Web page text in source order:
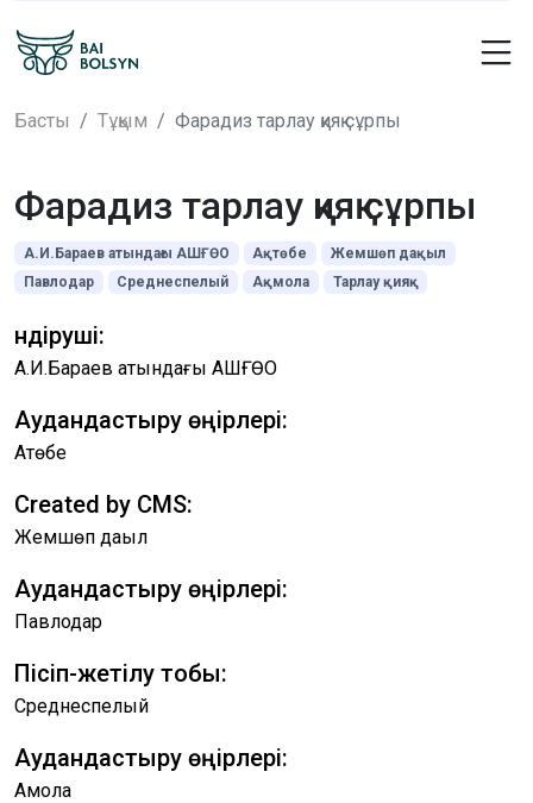
Басты Тұқым Фарадиз тарлау қияқ сұрпы
Фарадиз тарлау қияқ сұрпы
А.И.Бараев атындағы АШҒӨО Ақтөбе
Жемшөп дақыл
Павлодар
Среднеспелый Ақмола Тарлау қияқ
Өндіруші:
А.И.Бараев атындағы АШҒӨО
Аудандастыру өңірлері:
Ақтөбе
Created by CMS:
Жемшөп дақыл
Аудандастыру өңірлері:
Павлодар
Пісіп-жетілу тобы:
Среднеспелый
Аудандастыру өңірлері:
Ақмола